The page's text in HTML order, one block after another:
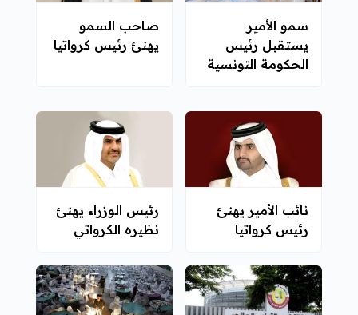
سمو الأمير
يستقبل رئيس
الحكومة التونسية
صاحب السمو
يهنئ رئيس كرواتيا
نائب الأمير يهنئ
رئيس كرواتيا
رئيس الوزراء يهنئ
نظيره الكرواتي